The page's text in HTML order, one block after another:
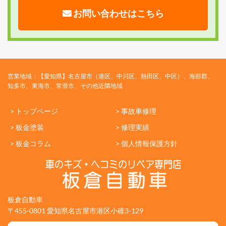
お問い合わせはこちら
営業地域：【愛知県】名古屋市（港区、中川区、熱田区、中区）、海部郡、
知多市、東海市、常滑市、その他近隣地域
> トップページ
> 事故車修理
> 板金塗装
> 修理実績
> 板金コラム
> 個人情報保護方針
板倉自動車
〒455-0801 愛知県名古屋市港区小碓3-129